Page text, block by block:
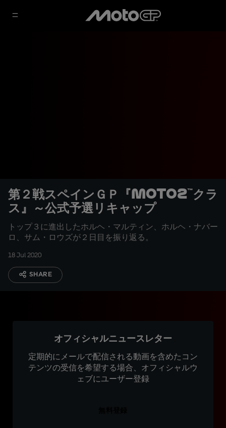
第２戦スペインＧＰ『Moto2™クラ
ス』～公式予選リキャップ
トップ３に進出したホルヘ・マルティン、ホルヘ・ナバー
ロ、サム・ロウズが２日目を振り返る。
18 Jul 2020
SHARE
オフィシャルニュースレター
定期的にメールで配信される動画を含めたコン
テンツの受信を希望する場合、オフィシャルウ
ェブにユーザー登録